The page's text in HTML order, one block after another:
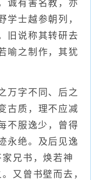
诚有害名教，亦
学士越参朝列，
旧说称其转研去
喻之制作，其犹
字不同、后之
古质，理不应减
不服逸少，曾得
永绝。及后见逸
兄书，焕若神
又曾书壁而去，